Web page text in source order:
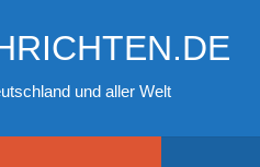
und aller Welt